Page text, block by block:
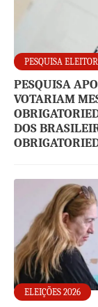
PESQUISA
PESQUISA
VOTARIAM
DOS
ELEIÇÕES 2026